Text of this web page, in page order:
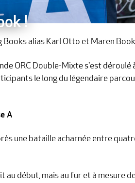
!
alias Karl Otto et Maren
ORC Double-Mixte s'est déroulé
le long du légendaire
A
une bataille acharnée entre
au début, mais au fur et à mesure